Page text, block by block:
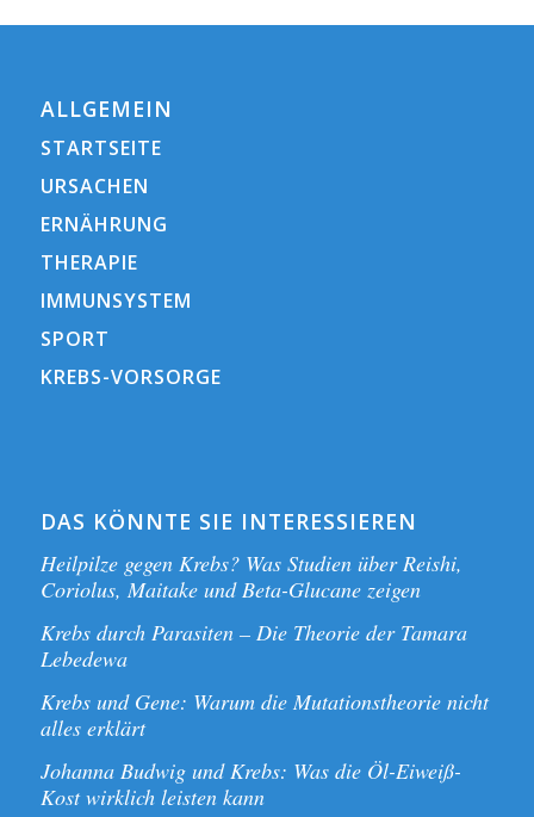
ALLGEMEIN
STARTSEITE
URSACHEN
ERNÄHRUNG
THERAPIE
IMMUNSYSTEM
SPORT
KREBS-VORSORGE
DAS KÖNNTE SIE INTERESSIEREN
Heilpilze gegen Krebs? Was Studien über Reishi,
Coriolus, Maitake und Beta-Glucane zeigen
Krebs durch Parasiten – Die Theorie der Tamara
Lebedewa
Krebs und Gene: Warum die Mutationstheorie nicht
alles erklärt
Johanna Budwig und Krebs: Was die Öl-Eiweiß-
Kost wirklich leisten kann